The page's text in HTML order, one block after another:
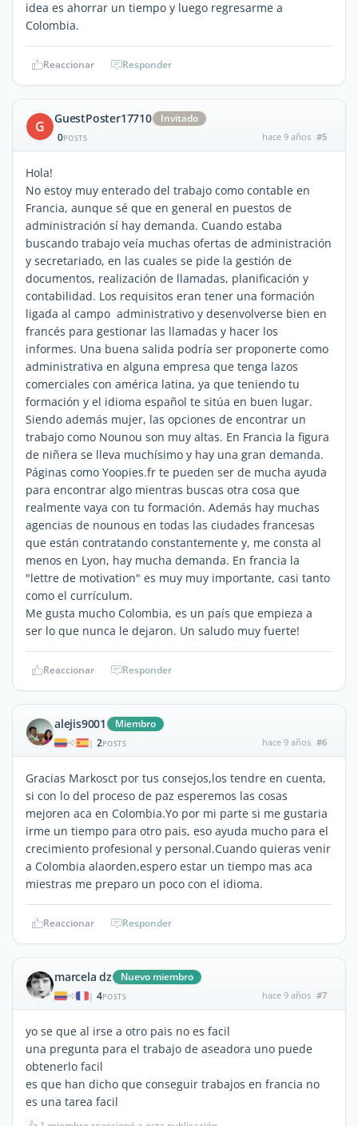
idea es ahorrar un tiempo y luego regresarme a
Colombia.
Reaccionar Responder
G GuestPoster17710
Invitado
0POSTS hace 9 años #5
Hola!
No estoy muy enterado del trabajo como contable en
Francia, aunque sé que en general en puestos de
administración sí hay demanda. Cuando estaba
buscando trabajo veía muchas ofertas de administración
y secretariado, en las cuales se pide la gestión de
documentos, realización de llamadas, planificación y
contabilidad. Los requisitos eran tener una formación
ligada al campo administrativo y desenvolverse bien en
francés para gestionar las llamadas y hacer los
informes. Una buena salida podría ser proponerte como
administrativa en alguna empresa que tenga lazos
comerciales con américa latina, ya que teniendo tu
formación y el idioma español te sitúa en buen lugar.
Siendo además mujer, las opciones de encontrar un
trabajo como Nounou son muy altas. En Francia la figura
de niñera se lleva muchísimo y hay una gran demanda.
Páginas como Yoopies.fr te pueden ser de mucha ayuda
para encontrar algo mientras buscas otra cosa que
realmente vaya con tu formación. Además hay muchas
agencias de nounous en todas las ciudades francesas
que están contratando constantemente y, me consta al
menos en Lyon, hay mucha demanda. En francia la
"lettre de motivation" es muy muy importante, casi tanto
como el currículum.
Me gusta mucho Colombia, es un país que empieza a
ser lo que nunca le dejaron. Un saludo muy fuerte!
Reaccionar Responder
alejis9001 Miembro
| 2POSTS hace 9 años #6
Gracias Markosct por tus consejos,los tendre en cuenta,
si con lo del proceso de paz esperemos las cosas
mejoren aca en Colombia.Yo por mi parte si me gustaria
irme un tiempo para otro pais, eso ayuda mucho para el
crecimiento profesional y personal.Cuando quieras venir
a Colombia alaorden,espero estar un tiempo mas aca
miestras me preparo un poco con el idioma.
Reaccionar Responder
marcela dz Nuevo miembro
| 4POSTS hace 9 años #7
yo se que al irse a otro pais no es facil
una pregunta para el trabajo de aseadora uno puede
obtenerlo facil
es que han dicho que conseguir trabajos en francia no
es una tarea facil